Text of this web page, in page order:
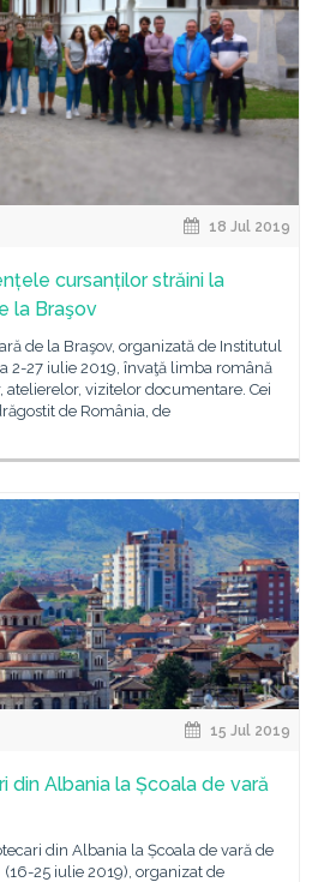
18 Jul 2019
cursanților străini la
la Braşov
de la Braşov, organizată de Institutul
2-27 iulie 2019, învaţă limba română
vizitelor documentare. Cei
de România, de
15 Jul 2019
din Albania la Școala de vară
din Albania la Școala de vară de
25 iulie 2019), organizat de